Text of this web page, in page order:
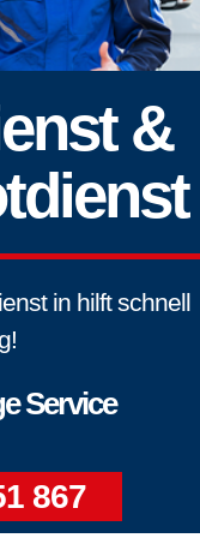
&
in hilft schnell
Service
867